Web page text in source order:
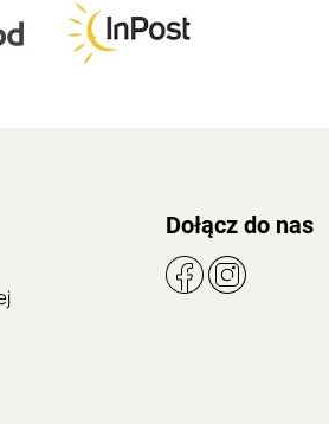
Dołącz do nas